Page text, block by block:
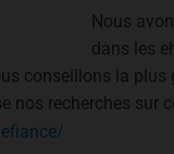
Nous
dans les
conseillons la
nos recherches sur